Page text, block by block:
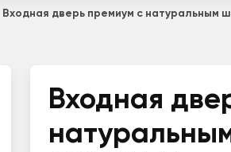
Входная дверь премиум с натуральным
Входная